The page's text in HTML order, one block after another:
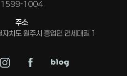
1599-1004
주소
치도 원주시 흥업면 연세대길 1